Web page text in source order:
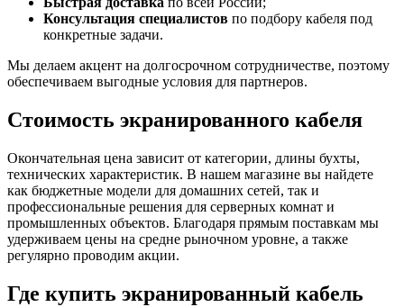
Консультация специалистов по подбору кабеля под
конкретные задачи.
Мы делаем акцент на долгосрочном сотрудничестве, поэтому
обеспечиваем выгодные условия для партнеров.
Стоимость экранированного кабеля
Окончательная цена зависит от категории, длины бухты,
технических характеристик. В нашем магазине вы найдете
как бюджетные модели для домашних сетей, так и
профессиональные решения для серверных комнат и
промышленных объектов. Благодаря прямым поставкам мы
удерживаем цены на средне рыночном уровне, а также
регулярно проводим акции.
Где купить экранированный кабель